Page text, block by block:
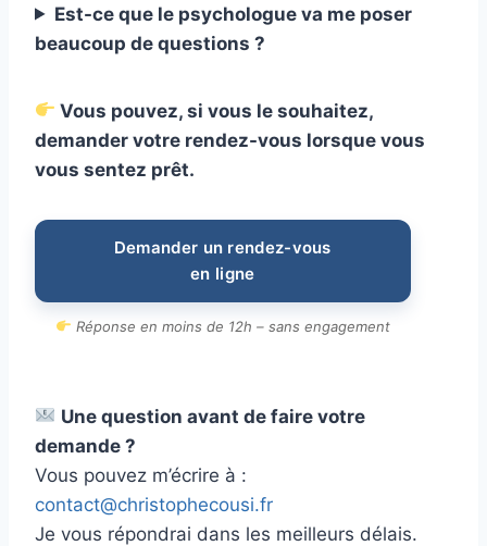
Est-ce que le psychologue va me poser
beaucoup de questions ?
Vous pouvez, si vous le souhaitez,
demander votre rendez-vous lorsque vous
vous sentez prêt.
Demander un rendez-vous
en ligne
Réponse en moins de 12h – sans engagement
Une question avant defaire votre
demande ?
Vous pouvez m’écrire à :
contact@christophecousi.fr
Je vous répondrai dans les meilleurs délais.